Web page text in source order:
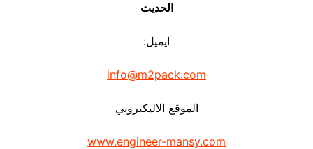
الحديث
ايميل:
info@m2pack.com
الموقع الاليكتروني
www.engineer-mansy.com